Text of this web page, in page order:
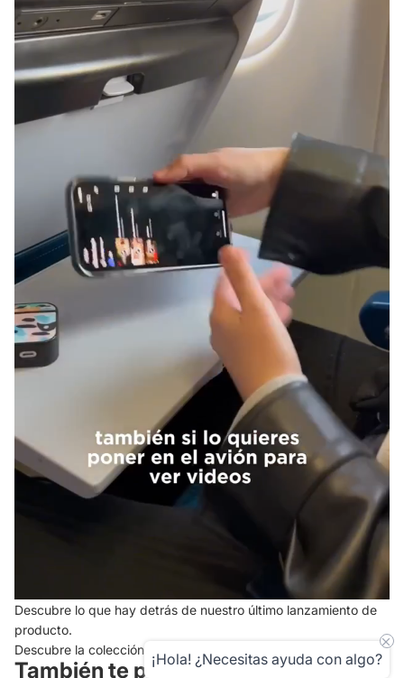
Descubre lo que hay detrás de nuestro último lanzamiento de
producto.
Descubre la colección
También te puede gustar¡Hola! ¿Necesitas ayuda con algo?